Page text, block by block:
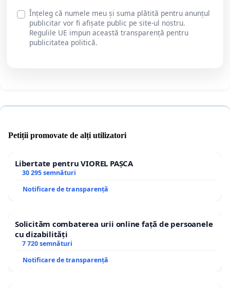
Înțeleg că numele meu și suma plătită pentru anunțul
publicitar vor fi afișate public pe site-ul nostru.
Regulile UE impun această transparență pentru
publicitatea politică.
Petiții promovate de alți utilizatori
Libertate pentru VIOREL PAȘCA
30 295 semnături
Notificare de transparență
Solicităm combaterea urii online față de persoanele
cu dizabilități
7 720 semnături
Notificare de transparență